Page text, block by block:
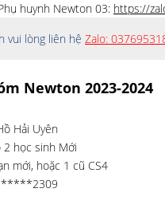
huynh Newton 03: https://
vui lòng liên hệ Zalo:
Newton 2023-2024
Hải Uyên
2 học sinh Mới
mới, hoặc 1 cũ CS4